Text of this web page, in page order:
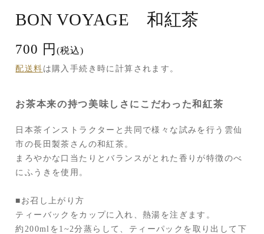
ー
ダ
で
メ
デ
を
く
BON VOYAGE 和紅茶
通
価
700 円(税込)
配送料 は購入手続き時に計算されます。
お茶本来の持つ美味しさにこだわった和紅茶
日本茶インストラクターと共同で様々な試みを行う雲仙
市の長田製茶さんの和紅茶。
まろやかな口当たりとバランスがとれた香りが特徴のべ
にふうきを使用。
■お召し上がり方
ティーバックをカップに入れ、熱湯を注ぎます。
約200mlを1~2分蒸らして、ティーパックを取り出して下